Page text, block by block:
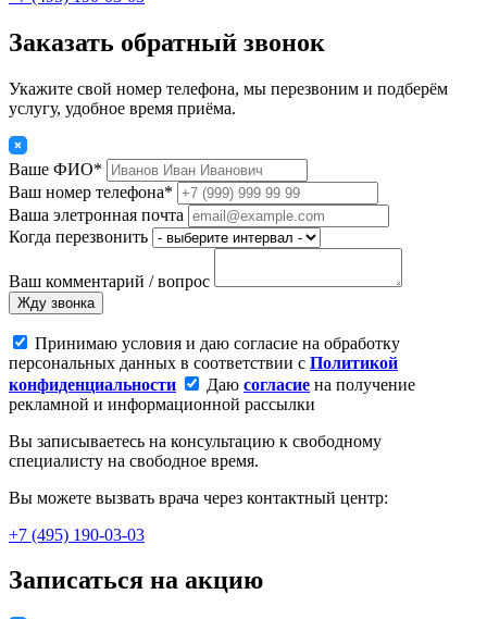
Заказать обратный звонок
Укажите свой номер телефона, мы перезвоним и подберём
услугу, удобное время приёма.
Ваше ФИО*
Ваш номер телефона*
Ваша элетронная почта
Когда перезвонить
Ваш комментарий / вопрос
Жду звонка
Принимаю условия и даю согласие на обработку
персональных данных в соответствии с Политикой
конфиденциальности
Даю согласие на получение
рекламной и информационной рассылки
Вы записываетесь на консультацию к свободному
специалисту на свободное время.
Вы можете вызвать врача через контактный центр:
+7 (495) 190-03-03
Записаться на акцию